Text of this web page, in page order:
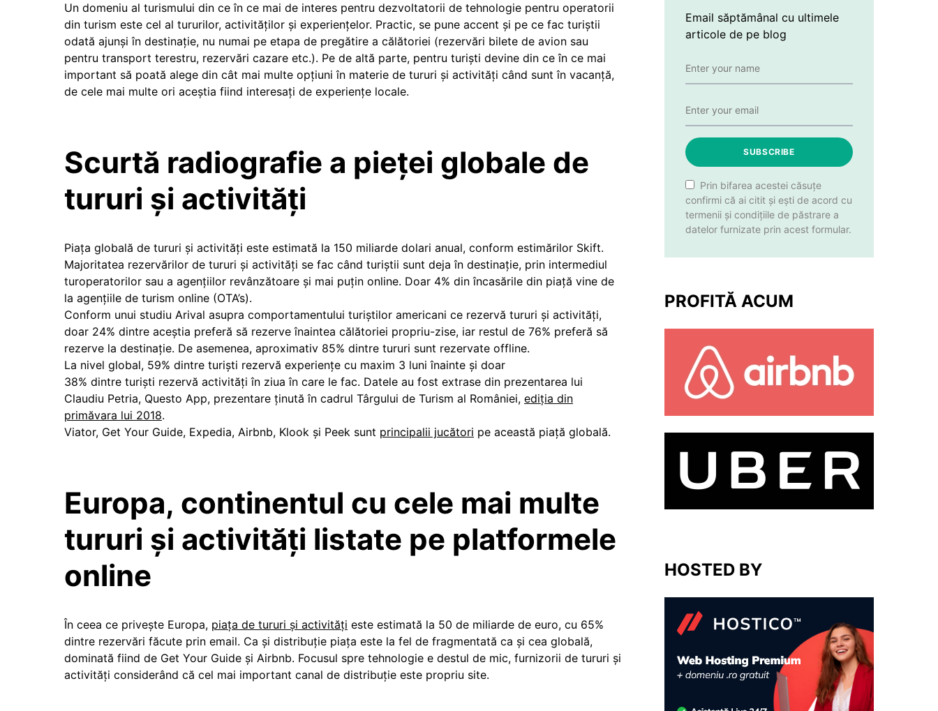
Un domeniu al turismului din ce în ce mai de interes pentru dezvoltatorii de tehnologie pentru operatorii
din turism este cel al tururilor, activităților și experiențelor. Practic, se pune accent și pe ce fac turiștii
odată ajunși în destinație, nu numai pe etapa de pregătire a călătoriei (rezervări bilete de avion sau
pentru transport terestru, rezervări cazare etc.). Pe de altă parte, pentru turiști devine din ce în ce mai
important să poată alege din cât mai multe opțiuni în materie de tururi și activități când sunt în vacanță,
de cele mai multe ori aceștia fiind interesați de experiențe locale.
Scurtă radiografie a pieței globale de
tururi și activități
Piața globală de tururi și activități este estimată la 150 miliarde dolari anual, conform estimărilor Skift.
Majoritatea rezervărilor de tururi și activități se fac când turiștii sunt deja în destinație, prin intermediul
turoperatorilor sau a agențiilor revânzătoare și mai puțin online. Doar 4% din încasările din piață vine de
la agențiile de turism online (OTA’s).
Conform unui studiu Arival asupra comportamentului turiștilor americani ce rezervă tururi și activități,
doar 24% dintre aceștia preferă să rezerve înaintea călătoriei propriu-zise, iar restul de 76% preferă să
rezerve la destinație. De asemenea, aproximativ 85% dintre tururi sunt rezervate offline.
La nivel global, 59% dintre turiști rezervă experiențe cu maxim 3 luni înainte și doar
38% dintre turiști rezervă activități în ziua în care le fac. Datele au fost extrase din prezentarea lui
Claudiu Petria, Questo App, prezentare ținută în cadrul Târgului de Turism al României, ediția din
primăvara lui 2018.
Viator, Get Your Guide, Expedia, Airbnb, Klook și Peek sunt principalii jucători pe această piață globală.
Europa, continentul cu cele mai multe
tururi și activități listate pe platformele
online
În ceea ce privește Europa, piața de tururi și activități este estimată la 50 de miliarde de euro, cu 65%
dintre rezervări făcute prin email. Ca și distribuție piața este la fel de fragmentată ca și cea globală,
dominată fiind de Get Your Guide și Airbnb. Focusul spre tehnologie e destul de mic, furnizorii de tururi și
activități considerând că cel mai important canal de distribuție este propriu site.
Email săptămânal cu ultimele
articole de pe blog
SUBSCRIBE
Prin bifarea acestei căsuțe
confirmi că ai citit și ești de acord cu
termenii și condițiile de păstrare a
datelor furnizate prin acest formular.
PROFITĂ ACUM
HOSTED BY